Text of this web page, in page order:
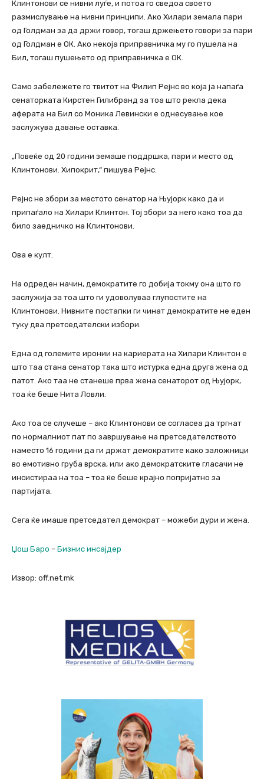
Клинтонови се нивни луѓе, и потоа го сведоа своето
размислување на нивни принципи. Ако Хилари земала пари
од Голдман за да држи говор, тогаш држењето говори за пари
од Голдман е ОК. Ако некоја приправничка му го пушела на
Бил, тогаш пушењето од приправничка е ОК.
Само забележете го твитот на Филип Рејнс во која ја напаѓа
сенаторката Кирстен Гилибранд за тоа што рекла дека
аферата на Бил со Моника Левински е однесување кое
заслужува давање оставка.
„Повеќе од 20 години земаше поддршка, пари и место од
Клинтонови. Хипокрит,“ пишува Рејнс.
Рејнс не збори за местото сенатор на Њујорк како да и
припаѓало на Хилари Клинтон. Тој збори за него како тоа да
било заедничко на Клинтонови.
Ова е култ.
На одреден начин, демократите го добија токму она што го
заслужија за тоа што ги удоволуваа глупостите на
Клинтонови. Нивните постапки ги чинат демократите не еден
туку два претседателски избори.
Една од големите иронии на кариерата на Хилари Клинтон е
што таа стана сенатор така што истурка една друга жена од
патот. Ако таа не станеше прва жена сенаторот од Њујорк,
тоа ќе беше Нита Ловли.
Ако тоа се случеше – ако Клинтонови се согласеа да тргнат
по нормалниот пат по завршување на претседателството
наместо 16 години да ги држат демократите како заложници
во емотивно груба врска, или ако демократските гласачи не
инсистираа на тоа – тоа ќе беше крајно попријатно за
партијата.
Сега ќе имаше претседател демократ – можеби дури и жена.
Џош Баро – Бизнис инсајдер
Извор: off.net.mk